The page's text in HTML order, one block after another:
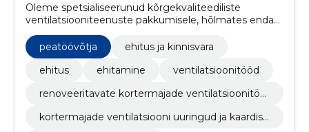
Oleme spetsialiseerunud kõrgekvaliteediliste
ventilatsiooniteenuste pakkumisele, hõlmates endas
kogu protsessi alates ventilatsioonisüsteemide
puhastamisest ja hooldamisest kuni uute süsteemide
ehitamise ja renoveerimiseni.
peatöövõtja
ehitus ja kinnisvara
ehitus
ehitamine
ventilatsioonitööd
renoveeritavate kortermajade ventilatsioonitöö
kortermajade ventilatsiooni uuringud ja kaardist